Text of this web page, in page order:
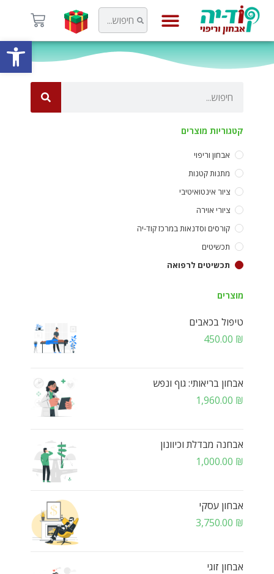
קטגוריות מוצרים
אבחון וריפוי
מתנות קטנות
ציור אינטואיטיבי
ציורי אוירה
קורסים וסדנאות במרכז קוד-יה
תכשיטים
תכשיטים לרפואה
מוצרים
טיפול בכאבים
450.00 ₪
אבחון בריאותי: גוף ונפש
1,960.00 ₪
אבחנה מבדלת וכיוונון
1,000.00 ₪
אבחון עסקי
3,750.00 ₪
אבחון זוגי